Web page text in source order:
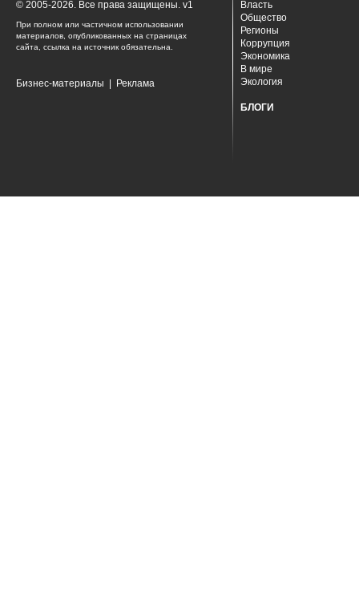
© 2005-2026. Все права защищены. v1
При полном или частичном использовании
материалов, опубликованных на страницах
сайта, ссылка на источник обязательна.
Бизнес-материалы Реклама
Власть
Общество
Регионы
Коррупция
Экономика
В мире
Экология
БЛОГИ